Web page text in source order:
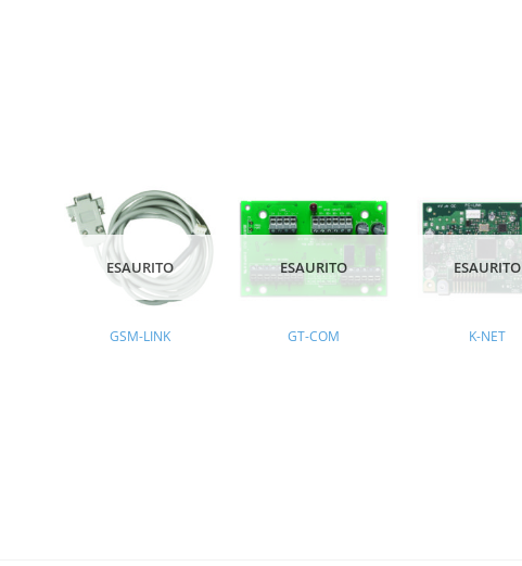
ESAURITO
GSM-LINK
ESAURITO
GT-COM
ESAURITO
K-NET